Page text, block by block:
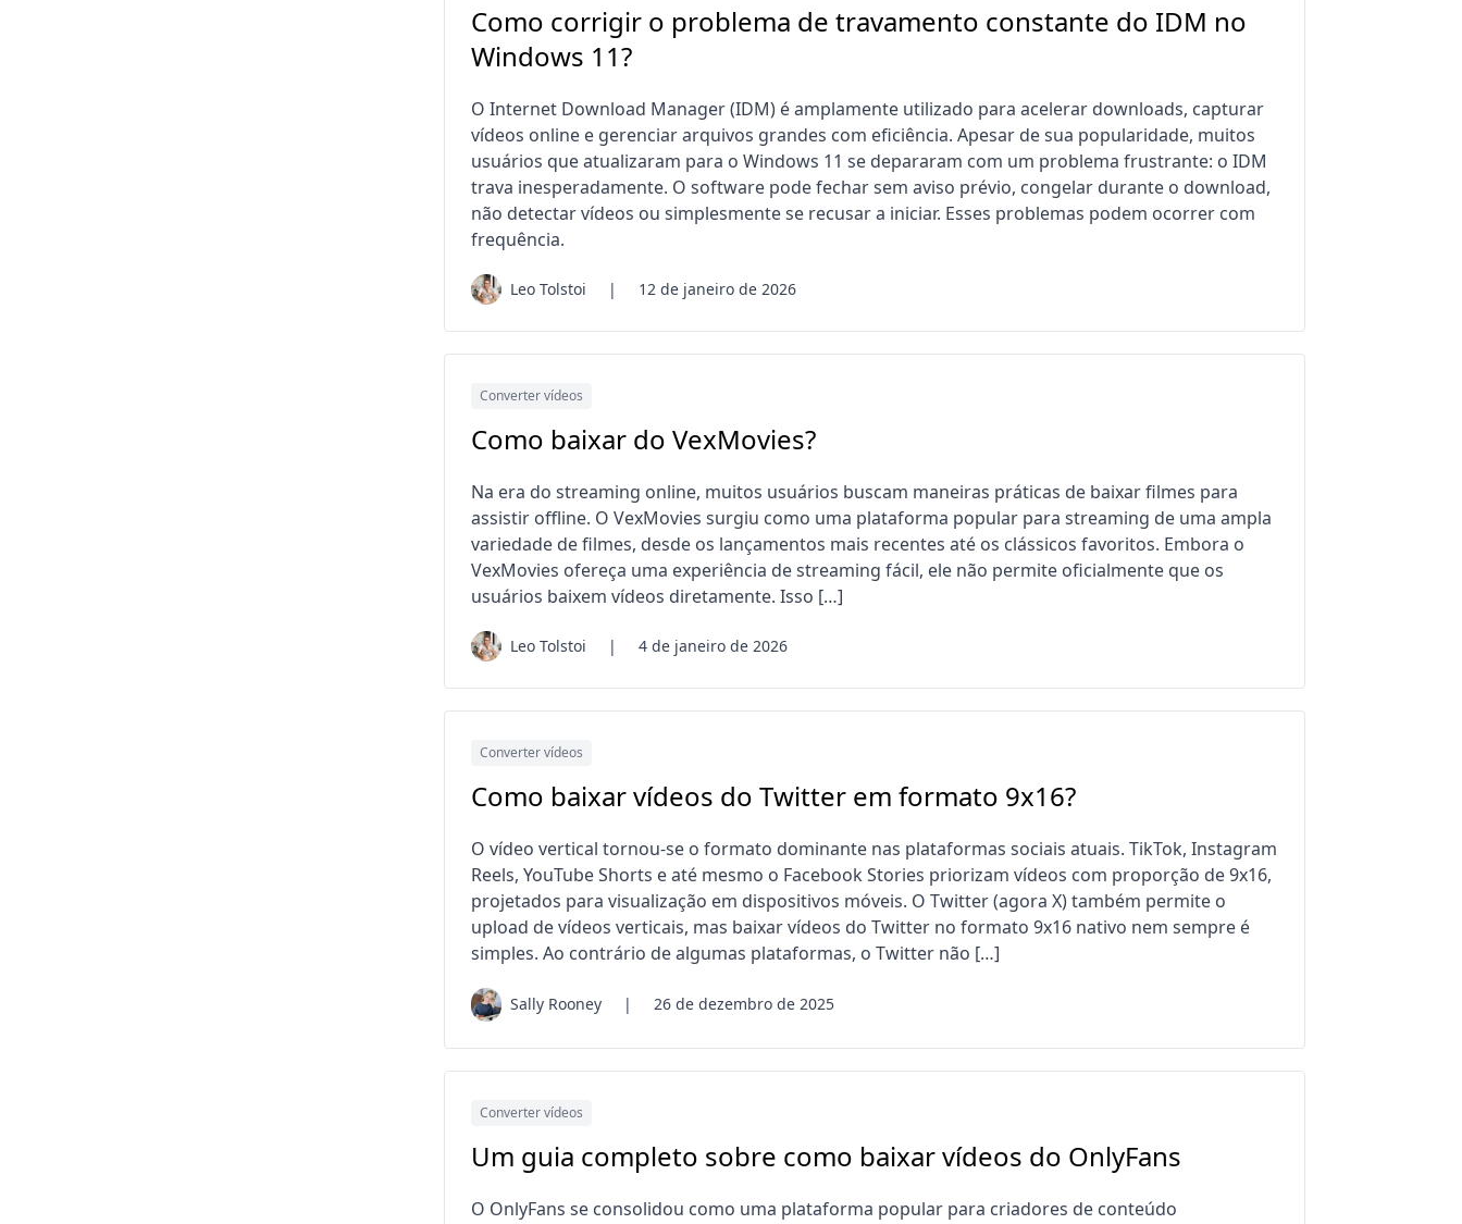
Como corrigir o problema de travamento constante do IDM no
Windows 11?
O Internet Download Manager (IDM) é amplamente utilizado para acelerar downloads, capturar
vídeos online e gerenciar arquivos grandes com eficiência. Apesar de sua popularidade, muitos
usuários que atualizaram para o Windows 11 se depararam com um problema frustrante: o IDM
trava inesperadamente. O software pode fechar sem aviso prévio, congelar durante o download,
não detectar vídeos ou simplesmente se recusar a iniciar. Esses problemas podem ocorrer com
frequência.
Leo Tolstoi | 12 de janeiro de 2026
Converter vídeos
Como baixar do VexMovies?
Na era do streaming online, muitos usuários buscam maneiras práticas de baixar filmes para
assistir offline. O VexMovies surgiu como uma plataforma popular para streaming de uma ampla
variedade de filmes, desde os lançamentos mais recentes até os clássicos favoritos. Embora o
VexMovies ofereça uma experiência de streaming fácil, ele não permite oficialmente que os
usuários baixem vídeos diretamente. Isso […]
Leo Tolstoi | 4 de janeiro de 2026
Converter vídeos
Como baixar vídeos do Twitter em formato 9x16?
O vídeo vertical tornou-se o formato dominante nas plataformas sociais atuais. TikTok, Instagram
Reels, YouTube Shorts e até mesmo o Facebook Stories priorizam vídeos com proporção de 9x16,
projetados para visualização em dispositivos móveis. O Twitter (agora X) também permite o
upload de vídeos verticais, mas baixar vídeos do Twitter no formato 9x16 nativo nem sempre é
simples. Ao contrário de algumas plataformas, o Twitter não […]
Sally Rooney | 26 de dezembro de 2025
Converter vídeos
Um guia completo sobre como baixar vídeos do OnlyFans
O OnlyFans se consolidou como uma plataforma popular para criadores de conteúdo